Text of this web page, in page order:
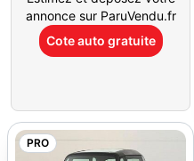
annonce sur ParuVendu.fr
Cote auto gratuite
PRO